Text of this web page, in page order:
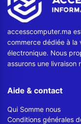
accesscomputer.ma
commerce dédiée à la
électronique. Nous
assurons une livraison
Aide & contact
Qui Somme nous
Conditions générales